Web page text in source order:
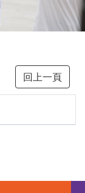
回上一頁